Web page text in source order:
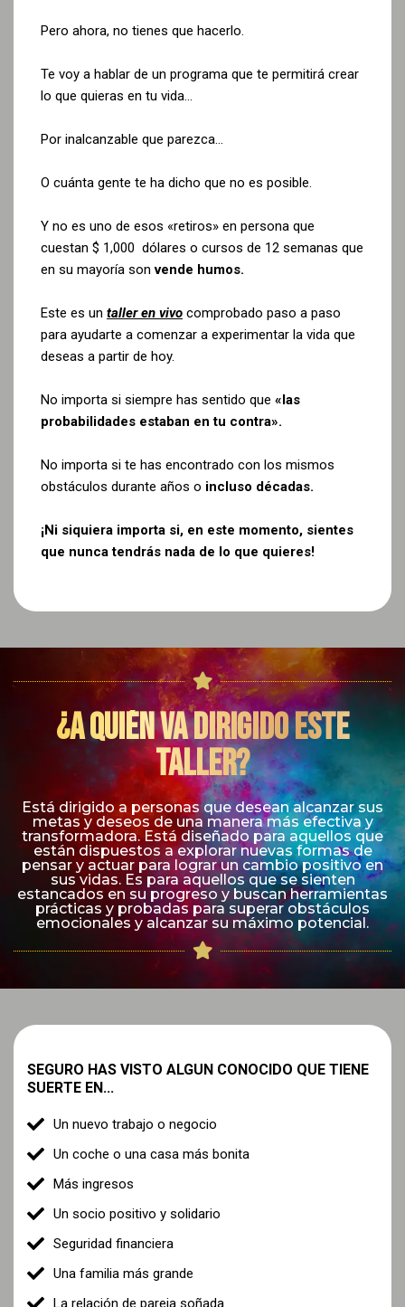
Pero ahora, no tienes que hacerlo.
Te voy a hablar de un programa que te permitirá crear
lo que quieras en tu vida…
Por inalcanzable que parezca…
O cuánta gente te ha dicho que no es posible.
Y no es uno de esos «retiros» en persona que
cuestan $ 1,000 dólares o cursos de 12 semanas que
en su mayoría sonvende humos.
Este es un taller en vivo comprobado paso a paso
para ayudarte a comenzar a experimentar la vida que
deseas a partir de hoy.
No importa si siempre has sentido que «las
probabilidades estaban en tu contra».
No importa si te has encontrado con los mismos
obstáculos durante años o incluso décadas.
¡Ni siquiera importa si, en este momento, sientes
que nunca tendrás nada de lo que quieres!
¿A quién va dirigido este
taller?
Está dirigido a personas que desean alcanzar sus
metas y deseos de una manera más efectiva y
transformadora. Está diseñado para aquellos que
están dispuestos a explorar nuevas formas de
pensar y actuar para lograr un cambio positivo en
sus vidas. Es para aquellos que se sienten
estancados en su progreso y buscan herramientas
prácticas y probadas para superar obstáculos
emocionales y alcanzar su máximo potencial.
SEGURO HAS VISTO ALGUN CONOCIDO QUE TIENE
SUERTE EN...
Un nuevo trabajo o negocio
Un coche o una casa más bonita
Más ingresos
Un socio positivo y solidario
Seguridad financiera
Una familia más grande
La relación de pareja soñada